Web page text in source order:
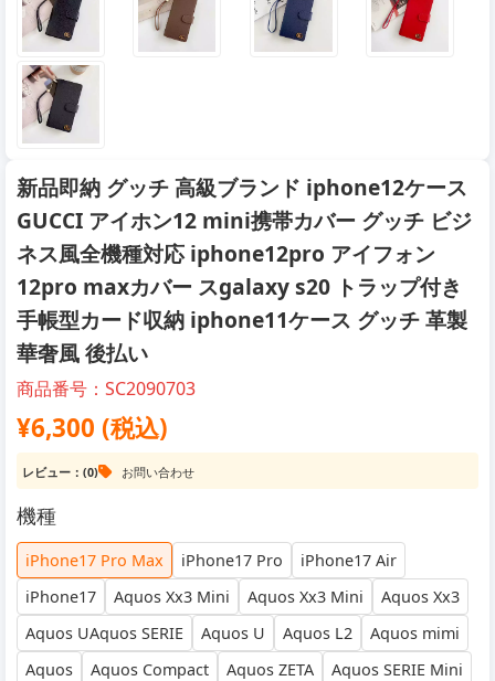
新品即納 グッチ 高級ブランド iphone12ケース
GUCCI アイホン12 mini携帯カバー グッチ ビジ
ネス風全機種対応 iphone12pro アイフォン
12pro maxカバー スgalaxy s20 トラップ付き
手帳型カード収納 iphone11ケース グッチ 革製
華奢風 後払い
商品番号：SC2090703
¥6,300 (税込)
レビュー：(0) お問い合わせ
機種
iPhone17 Pro Max iPhone17 Pro
iPhone17 Air
iPhone17
Aquos Xx3 Mini Aquos Xx3 Mini
Aquos Xx3
Aquos UAquos SERIE
Aquos U Aquos L2
Aquos mimi
Aquos
Aquos Compact Aquos ZETA
Aquos SERIE Mini